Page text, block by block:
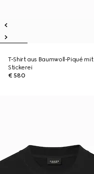
T-Shirt aus Baumwoll-Piqué mit
Stickerei
€ 580